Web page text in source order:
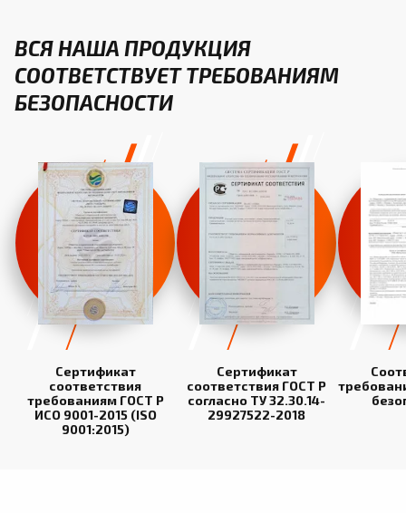
ВСЯ НАША ПРОДУКЦИЯ
СООТВЕТСТВУЕТ ТРЕБОВАНИЯМ
БЕЗОПАСНОСТИ
Сертификат
соответствия
требованиям ГОСТ Р
ИСО 9001-2015 (ISO
9001:2015)
Сертификат
соответствия ГОСТ Р
согласно ТУ 32.30.14-
29927522-2018